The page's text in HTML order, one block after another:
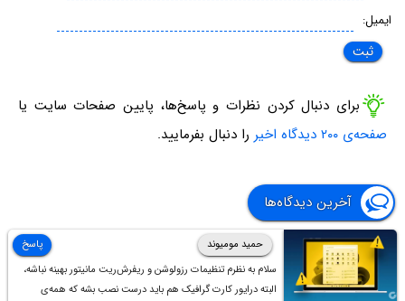
ایمیل:
برای دنبال کردن نظرات و پاسخ‌ها، پایین صفحات سایت یا
صفحه‌ی ۲۰۰ دیدگاه اخیر
را دنبال بفرمایید.
آخرین دیدگاه‌ها
حمید مومیوند
سلام به نظرم تنظیمات رزولوشن و ریفرش‌ریت مانیتور بهینه نباشه،
البته درایور کارت گرافیک هم باید درست نصب بشه که همه‌ی
پاسخ